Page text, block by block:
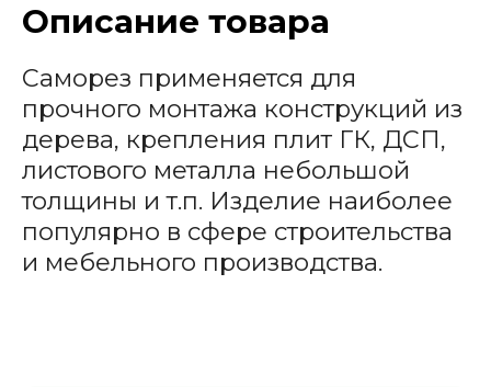
Описание товара
Саморез применяется для
прочного монтажа конструкций из
дерева, крепления плит ГК, ДСП,
листового металла небольшой
толщины и т.п. Изделие наиболее
популярно в сфере строительства
и мебельного производства.